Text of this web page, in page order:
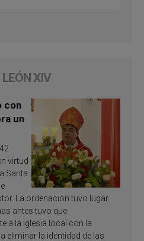
XIV
con
un
virtud
Santa
La ordenación tuvo lugar
antes tuvo que
a la Iglesia local con la
eliminar la identidad de las